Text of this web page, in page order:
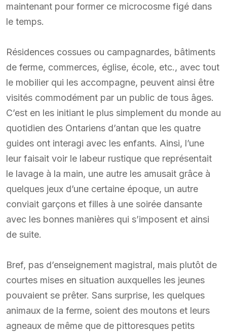
maintenant pour former ce microcosme figé dans
le temps.
Résidences cossues ou campagnardes, bâtiments
de ferme, commerces, église, école, etc., avec tout
le mobilier qui les accompagne, peuvent ainsi être
visités commodément par un public de tous âges.
C’est en les initiant le plus simplement du monde au
quotidien des Ontariens d’antan que les quatre
guides ont interagi avec les enfants. Ainsi, l’une
leur faisait voir le labeur rustique que représentait
le lavage à la main, une autre les amusait grâce à
quelques jeux d’une certaine époque, un autre
conviait garçons et filles à une soirée dansante
avec les bonnes manières qui s’imposent et ainsi
de suite.
Bref, pas d’enseignement magistral, mais plutôt de
courtes mises en situation auxquelles les jeunes
pouvaient se prêter. Sans surprise, les quelques
animaux de la ferme, soient des moutons et leurs
agneaux de même que de pittoresques petits